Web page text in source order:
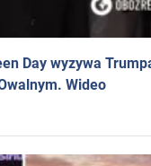
Day wyzywa
Wideo